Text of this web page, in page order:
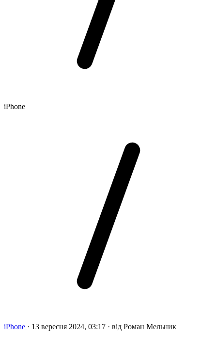
iPhone
iPhone · 13 вересня 2024, 03:17 · від Роман Мельник